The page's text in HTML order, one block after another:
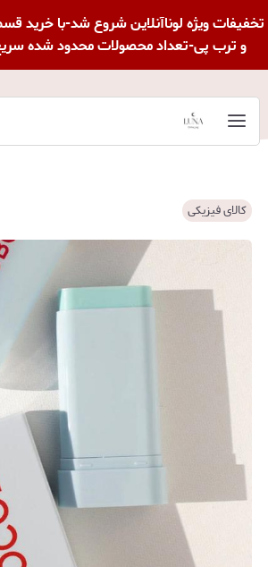
و ترب پی-تعداد محصولات محدود شده
کالای فیزیکی